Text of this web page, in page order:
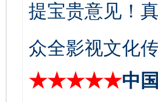
提宝贵意见！
众全影视文化
★★★★★中